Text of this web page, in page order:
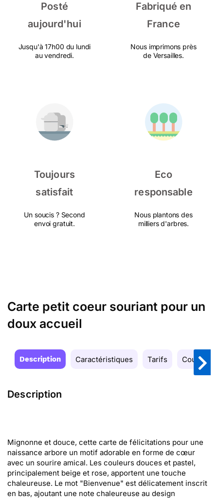
Posté
aujourd'hui
Jusqu'à 17h00 du lundi
au vendredi.
Fabriqué en
France
Nous imprimons près
de Versailles.
Toujours
satisfait
Un soucis ? Second
envoi gratuit.
Eco
responsable
Nous plantons des
milliers d'arbres.
Carte petit coeur souriant pour un
doux accueil
Description Caractéristiques Tarifs Couleurs
Description
Mignonne et douce, cette carte de félicitations pour une
naissance arbore un motif adorable en forme de cœur
avec un sourire amical. Les couleurs douces et pastel,
principalement beige et rose, apportent une touche
chaleureuse. Le mot "Bienvenue" est délicatement inscrit
en bas, ajoutant une note chaleureuse au design